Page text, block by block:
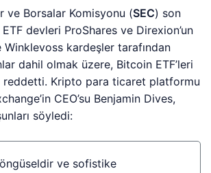
ve Borsalar Komisyonu (SEC) son
devleri ProShares ve Direxion’un
Winklevoss kardeşler tarafından
dahil olmak üzere, Bitcoin ETF’leri
Kripto para ticaret platformu
CEO’su Benjamin Dives,
söyledi:
ve sofistike